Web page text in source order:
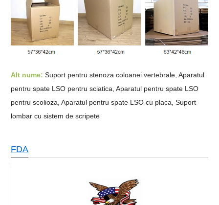
Alt nume: Suport pentru stenoza coloanei vertebrale, Aparatul
pentru spate LSO pentru sciatica, Aparatul pentru spate LSO
pentru scolioza, Aparatul pentru spate LSO cu placa, Suport
lombar cu sistem de scripete
FDA